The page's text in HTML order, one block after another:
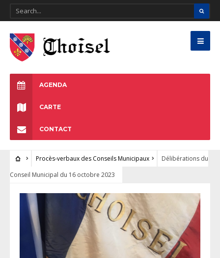
AGENDA
CARTE
CONTACT
Procès-verbaux des Conseils Municipaux
Délibérations du
Conseil Municipal du 16 octobre 2023